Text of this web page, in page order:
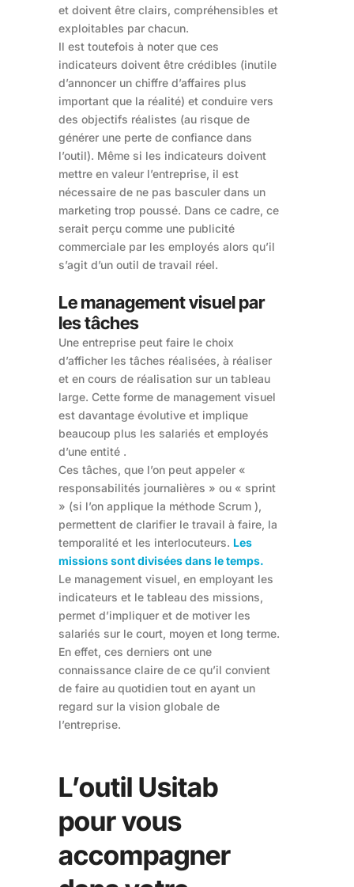
et doivent être clairs, compréhensibles et
exploitables par chacun.
Il est toutefois à noter que ces
indicateurs doivent être crédibles (inutile
d’annoncer un chiffre d’affaires plus
important que la réalité) et conduire vers
des objectifs réalistes (au risque de
générer une perte de confiance dans
l’outil). Même si les indicateurs doivent
mettre en valeur l’entreprise, il est
nécessaire de ne pas basculer dans un
marketing trop poussé. Dans ce cadre, ce
serait perçu comme une publicité
commerciale par les employés alors qu’il
s’agit d’un outil de travail réel.
Le management visuel par
les tâches
Une entreprise peut faire le choix
d’afficher les tâches réalisées, à réaliser
et en cours de réalisation sur un tableau
large. Cette forme de management visuel
est davantage évolutive et implique
beaucoup plus les salariés et employés
d’une entité .
Ces tâches, que l’on peut appeler «
responsabilités journalières » ou « sprint
» (si l’on applique la méthode Scrum ),
permettent de clarifier le travail à faire, la
temporalité et les interlocuteurs. Les
missions sont divisées dans le temps.
Le management visuel, en employant les
indicateurs et le tableau des missions,
permet d’impliquer et de motiver les
salariés sur le court, moyen et long terme.
En effet, ces derniers ont une
connaissance claire de ce qu’il convient
de faire au quotidien tout en ayant un
regard sur la vision globale de
l’entreprise.
L’outil Usitab
pour vous
accompagner